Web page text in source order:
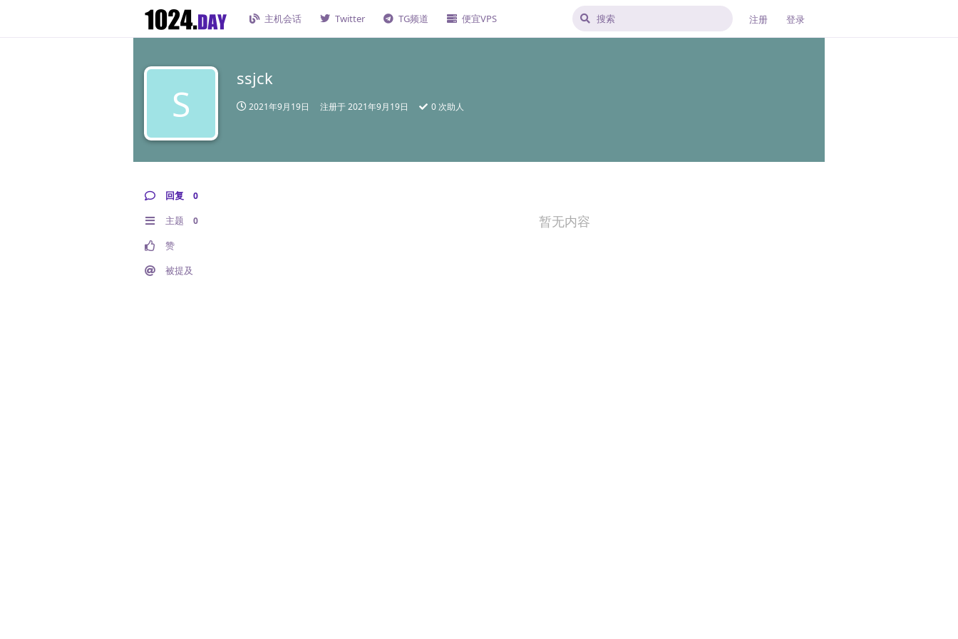
主机会话 Twitter TG频道 便宜VPS 注册 登录
S
ssjck
2021年9月19日 注册于2021年9月19日 0 次助人
回复 0
主题 0
赞
被提及
暂无内容